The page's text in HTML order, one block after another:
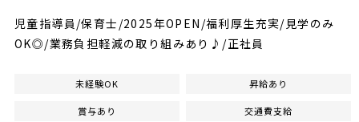
児童指導員/保育士/2025年OPEN/福利厚生充実/見学のみ
OK◎/業務負担軽減の取り組みあり♪/正社員
未経験OK 昇給あり
賞与あり 交通費支給